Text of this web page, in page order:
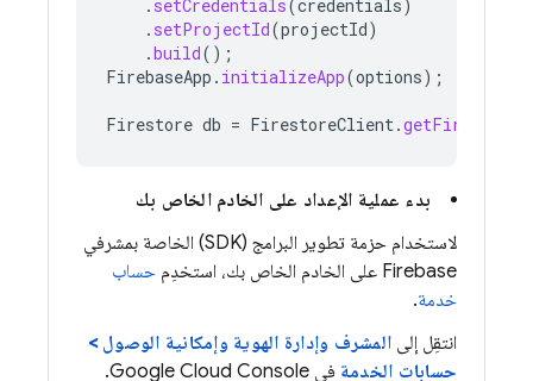
. setCredentials(credentials)
. setProjectId(projectId)
.build();
FirebaseApp . initializeApp(options);
Firestore db = FirestoreClient.getFirestore
بدء عملية الإعداد على الخادم الخاص بك
لاستخدام حزمة تطوير البرامج (SDK) الخاصة بمشرفي
Firebase على الخادم الخاص بك، استخدِم
حساب
خدمة.
انتقِل إلى المشرف وإدارة الهوية وإمكانية الوصول >
حسابات الخدمة
في Google Cloud Console.